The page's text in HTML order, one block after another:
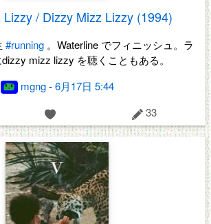
/ Dizzy Mizz Lizzy (1994)
#running 。Waterline でフィニッシュ。ラ
mizz lizzy を聴くこともある。
mgng-6月17日 5:44
33